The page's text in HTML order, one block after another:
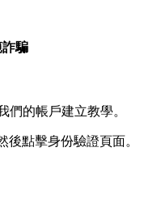
騙
們的帳戶建立教學。
點擊身份驗證頁面。